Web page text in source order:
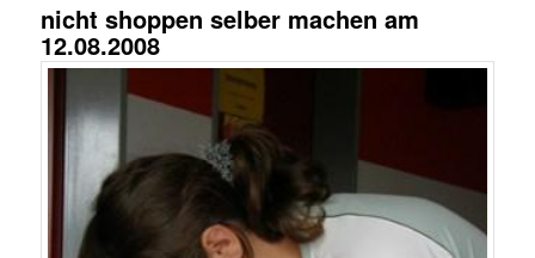
nicht shoppen selber machen am
12.08.2008